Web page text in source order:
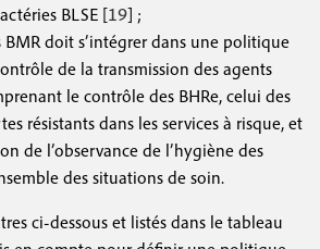
BLSE [19] ;
doit s’intégrer dans une politique
de la transmission des agents
le contrôle des BHRe, celui des
résistants dans les services à risque, et
de l’observance de l’hygiène des
des situations de soin.
ci-dessous et listés dans le tableau